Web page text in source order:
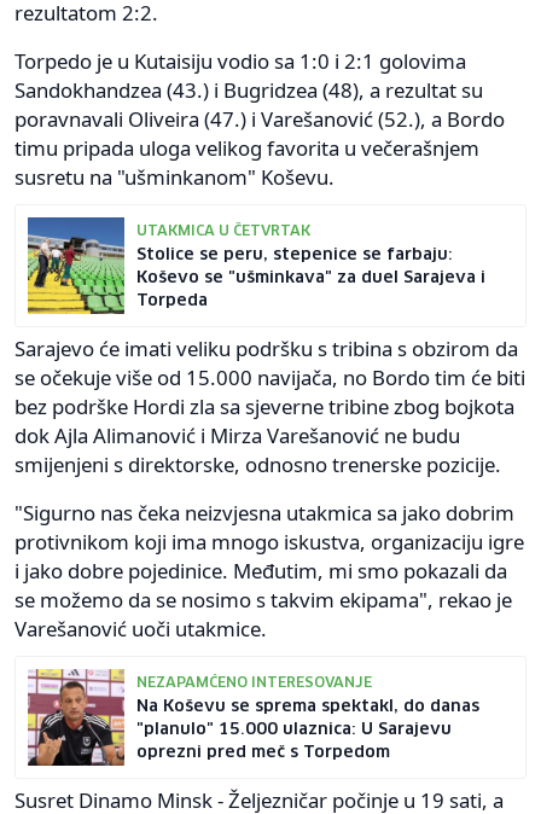
rezultatom 2:2.
Torpedo je u Kutaisiju vodio sa 1:0 i 2:1 golovima
Sandokhandzea (43.) i Bugridzea (48), a rezultat su
poravnavali Oliveira (47.) i Varešanović (52.), a Bordo
timu pripada uloga velikog favorita u večerašnjem
susretu na "ušminkanom" Koševu.
UTAKMICA U ČETVRTAK
Stolice se peru, stepenice se farbaju:
Koševo se "ušminkava" za duel Sarajeva i
Torpeda
Sarajevo će imati veliku podršku s tribina s obzirom da
se očekuje više od 15.000 navijača, no Bordo tim će biti
bez podrške Hordi zla sa sjeverne tribine zbog bojkota
dok Ajla Alimanović i Mirza Varešanović ne budu
smijenjeni s direktorske, odnosno trenerske pozicije.
"Sigurno nas čeka neizvjesna utakmica sa jako dobrim
protivnikom koji ima mnogo iskustva, organizaciju igre
i jako dobre pojedinice. Međutim, mi smo pokazali da
se možemo da se nosimo s takvim ekipama", rekao je
Varešanović uoči utakmice.
NEZAPAMĆENO INTERESOVANJE
Na Koševu se sprema spektakl, do danas
"planulo" 15.000 ulaznica: U Sarajevu
oprezni pred meč s Torpedom
Susret Dinamo Minsk - Željezničar počinje u 19 sati, a